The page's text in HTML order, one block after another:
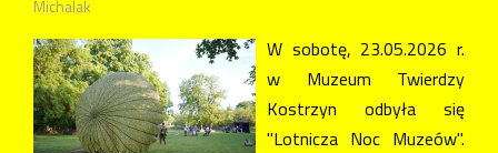
Michalak
W sobotę, 23.05.2026 r.
w Muzeum Twierdzy
Kostrzyn odbyła się
"Lotnicza Noc Muzeów".